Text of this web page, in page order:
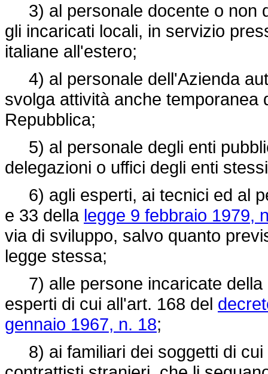
3) al personale docente o non
gli incaricati locali, in servizio
italiane all'estero;
4) al personale dell'Azienda
svolga attività anche
Repubblica;
5) al personale degli enti
delegazioni o uffici degli enti
6) agli esperti, ai tecnici ed al
e 33 della legge 9 febbraio 1979,
via di sviluppo, salvo quanto
legge stessa;
7) alle persone incaricate della
esperti di cui all'art. 168 del
gennaio 1967, n. 18;
8) ai familiari dei soggetti di cui